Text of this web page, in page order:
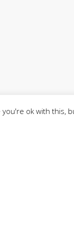
ok with this,